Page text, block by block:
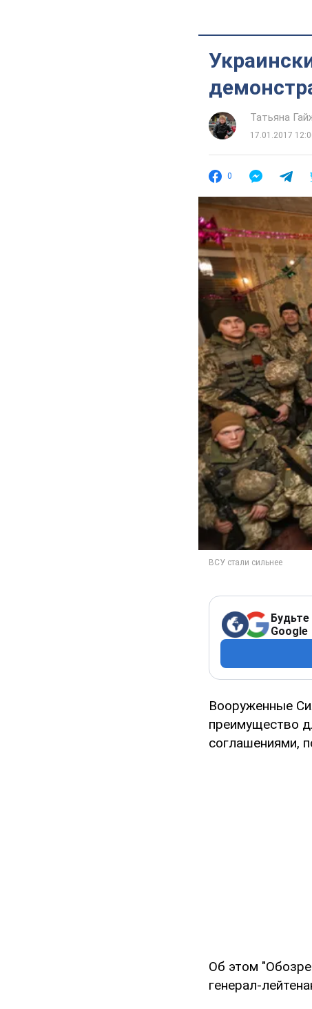
Татьяна
17.01.2017
0
Google
Вооруженные
преимущество
соглашениями,
Об этом
генерал-